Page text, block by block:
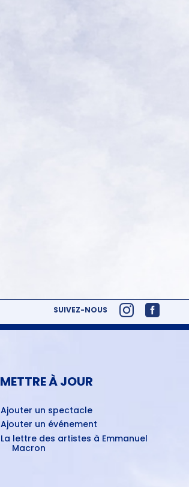
SUIVEZ-NOUS
METTRE À JOUR
Ajouter un spectacle
Ajouter un événement
La lettre des artistes à Emmanuel
Macron